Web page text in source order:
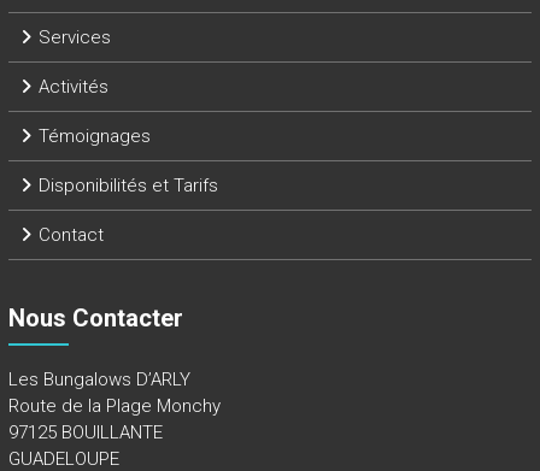
Services
Activités
Témoignages
Disponibilités et Tarifs
Contact
Nous Contacter
Les Bungalows D’ARLY
Route de la Plage Monchy
97125 BOUILLANTE
GUADELOUPE